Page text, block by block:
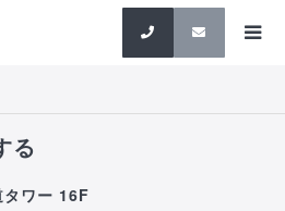
検索
る
ワー 16F